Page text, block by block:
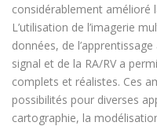
considérablement amélioré
L’utilisation de l’imagerie
données, de
signal et de la RA/RV a
complets et réalistes. Ces
possibilités pour diverses
cartographie, la